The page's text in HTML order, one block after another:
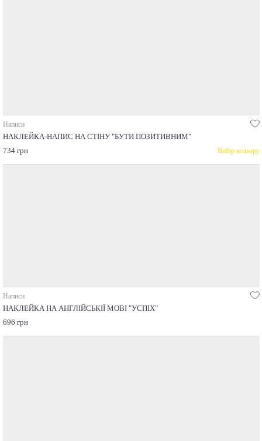
Написи
НАКЛЕЙКА-НАПИС НА СТІНУ "БУТИ ПОЗИТИВНИМ"
734 грн
Вибір кольору
Написи
НАКЛЕЙКА НА АНГЛІЙСЬКІЇ МОВІ "УСПІХ"
696 грн